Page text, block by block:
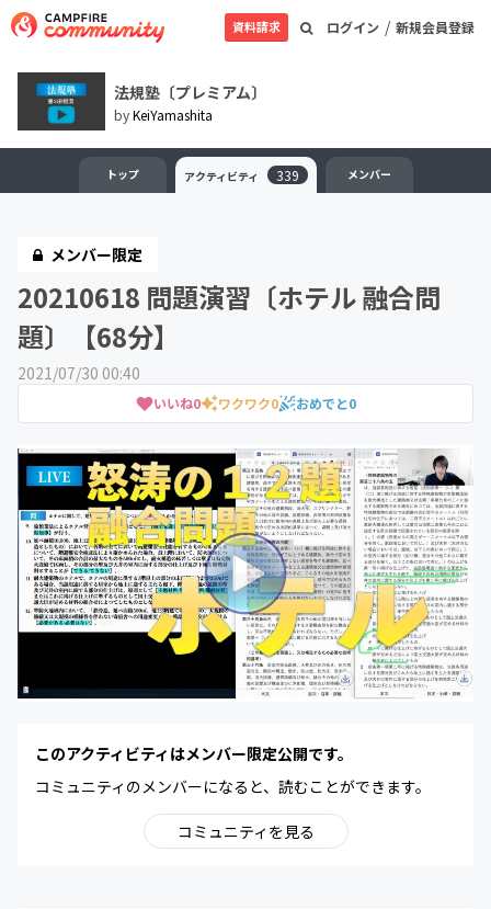
ログイン / 新規会員登録
資料請求
法規塾〔プレミアム〕
byKeiYamashita
トップ アクティビティ 339 メンバー
メンバー限定
20210618 問題演習〔ホテル 融合問
題〕【68分】
2021/07/30 00:40
いいね0 ワクワク0 おめでと0
このアクティビティはメンバー限定公開です。
コミュニティのメンバーになると、読むことができます。
コミュニティを見る